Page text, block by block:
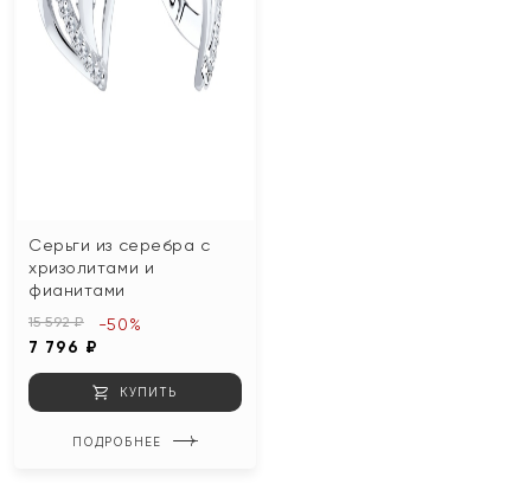
Серьги из серебра с
хризолитами и
фианитами
15 592 ₽
7 796 ₽
-50%
КУПИТЬ
ПОДРОБНЕЕ